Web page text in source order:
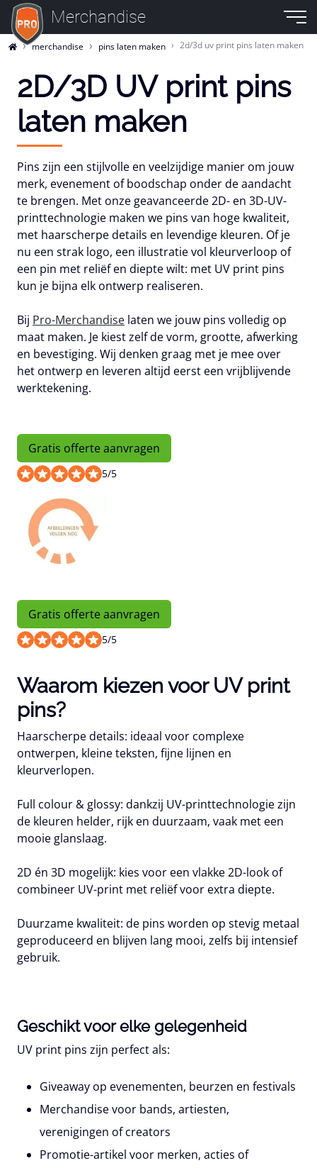
Merchandise
merchandise pins laten maken 2d/3d uv print pins laten maken
2D/3D UV print pins
laten maken
Pins zijn een stijlvolle en veelzijdige manier om jouw
merk, evenement of boodschap onder de aandacht
te brengen. Met onze geavanceerde 2D- en 3D-UV-
printtechnologie maken we pins van hoge kwaliteit,
met haarscherpe details en levendige kleuren. Of je
nu een strak logo, een illustratie vol kleurverloop of
een pin met reliëf en diepte wilt: met UV print pins
kun je bijna elk ontwerp realiseren.
Bij Pro-Merchandise laten we jouw pins volledig op
maat maken. Je kiest zelf de vorm, grootte, afwerking
en bevestiging. Wij denken graag met je mee over
het ontwerp en leveren altijd eerst een vrijblijvende
werktekening.
Gratis offerte aanvragen
5/5
Gratis offerte aanvragen
5/5
Waarom kiezen voor UV print
pins?
Haarscherpe details: ideaal voor complexe
ontwerpen, kleine teksten, fijne lijnen en
kleurverlopen.
Full colour & glossy: dankzij UV-printtechnologie zijn
de kleuren helder, rijk en duurzaam, vaak met een
mooie glanslaag.
2D én 3D mogelijk: kies voor een vlakke 2D-look of
combineer UV-print met reliëf voor extra diepte.
Duurzame kwaliteit: de pins worden op stevig metaal
geproduceerd en blijven lang mooi, zelfs bij intensief
gebruik.
Geschikt voor elke gelegenheid
UV print pins zijn perfect als:
Giveaway op evenementen, beurzen en festivals
Merchandise voor bands, artiesten,
verenigingen of creators
Promotie-artikel voor merken, acties of